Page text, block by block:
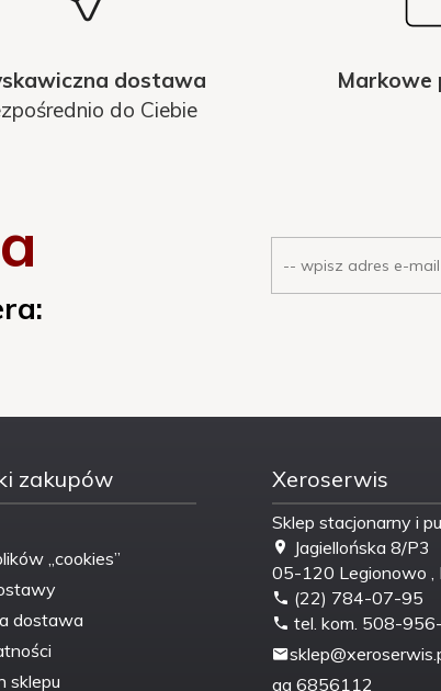
iP-6850, iP-5450; Canon MG-5550, Canon MG-6350,
dostawa
do Ciebie
Markowe
zakupów
„cookies”
dostawa
sklepu
Xeroserwis
Sklep stacjonarny i
Jagiellońska 8/P3
05-120 Legionowo ,
(22) 784-07-95
tel. kom. 508-
gg 6856112